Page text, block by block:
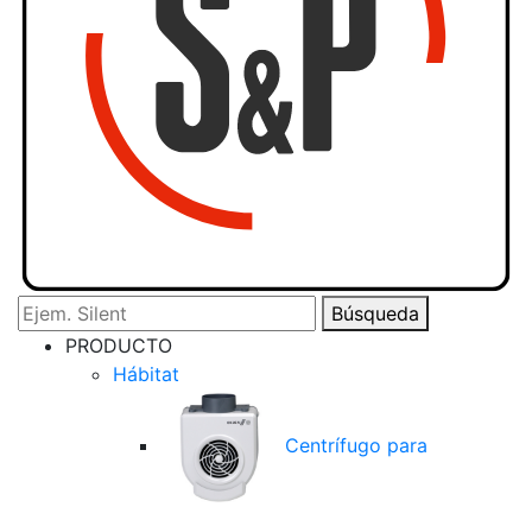
Búsqueda
PRODUCTO
Hábitat
Centrífugo para